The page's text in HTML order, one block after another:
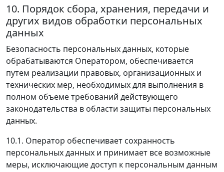
10. Порядок сбора, хранения, передачи и
других видов обработки персональных
данных
Безопасность персональных данных, которые
обрабатываются Оператором, обеспечивается
путем реализации правовых, организационных и
технических мер, необходимых для выполнения в
полном объеме требований действующего
законодательства в области защиты персональных
данных.
10.1. Оператор обеспечивает сохранность
персональных данных и принимает все возможные
меры, исключающие доступ к персональным данным